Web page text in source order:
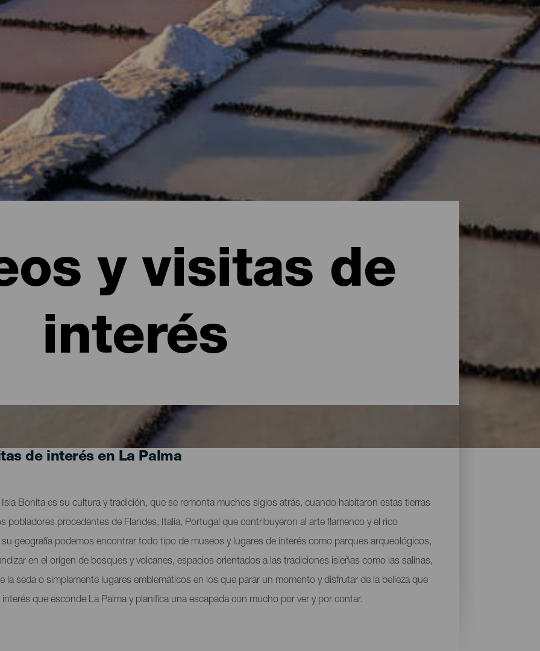
y visitas de
interés
de interés en La Palma
Isla Bonita es su cultura y tradición, que se remonta muchos siglos atrás, cuando habitaron estas tierras
pobladores procedentes de Flandes, Italia, Portugal que contribuyeron al arte flamenco y el rico
geografía podemos encontrar todo tipo de museos y lugares de interés como parques arqueológicos,
en el origen de bosques y volcanes, espacios orientados a las tradiciones isleñas como las salinas,
la seda o simplemente lugares emblemáticos en los que parar un momento y disfrutar de la belleza que
que esconde La Palma y planifica una escapada con mucho por ver y por contar.